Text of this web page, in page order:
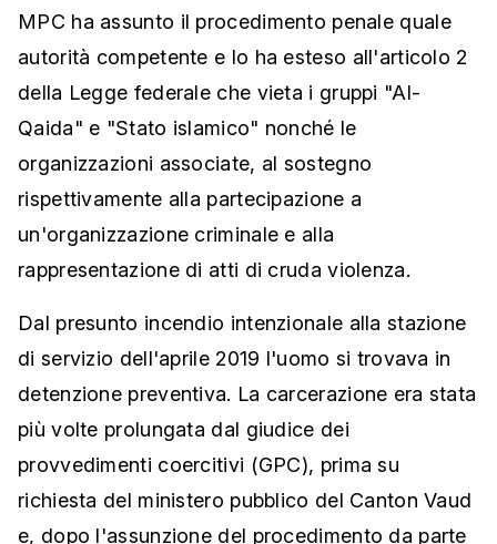
MPC ha assunto il procedimento penale quale
autorità competente e lo ha esteso all'articolo 2
della Legge federale che vieta i gruppi "Al-
Qaida" e "Stato islamico" nonché le
organizzazioni associate, al sostegno
rispettivamente alla partecipazione a
un'organizzazione criminale e alla
rappresentazione di atti di cruda violenza.
Dal presunto incendio intenzionale alla stazione
di servizio dell'aprile 2019 l'uomo si trovava in
detenzione preventiva. La carcerazione era stata
più volte prolungata dal giudice dei
provvedimenti coercitivi (GPC), prima su
richiesta del ministero pubblico del Canton Vaud
e, dopo l'assunzione del procedimento da parte